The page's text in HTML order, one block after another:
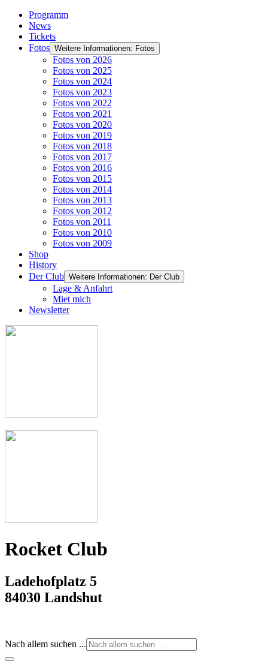
Programm
News
Tickets
Fotos Weitere Informationen: Fotos
Fotos von 2026
Fotos von 2025
Fotos von 2024
Fotos von 2023
Fotos von 2022
Fotos von 2021
Fotos von 2020
Fotos von 2019
Fotos von 2018
Fotos von 2017
Fotos von 2016
Fotos von 2015
Fotos von 2014
Fotos von 2013
Fotos von 2012
Fotos von 2011
Fotos von 2010
Fotos von 2009
Shop
History
Der Club Weitere Informationen: Der Club
Lage & Anfahrt
Miet mich
Newsletter
Rocket Club
Ladehofplatz 5
84030 Landshut
Nach allem suchen ...